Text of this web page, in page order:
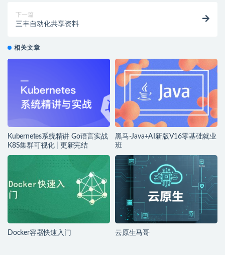
下一篇
三丰自动化共享资料
相关文章
Kubernetes系统精讲 Go语言实战
K8S集群可视化 | 更新完结
黑马-Java+AI新版V16零基础就业
班
Docker容器快速入门 云原生马哥